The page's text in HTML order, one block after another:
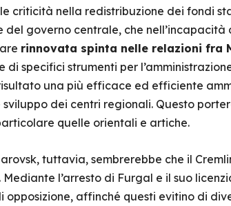
criticità nella redistribuzione dei fondi
governo centrale, che nell’incapacità
rinnovata spinta nelle relazioni fra
specifici strumenti per
una più efficace ed efficiente
dei centri regionali. Questo
quelle orientali e artiche.
tuttavia, sembrerebbe che il
l’arresto di Furgal e il suo
affinché questi evitino di